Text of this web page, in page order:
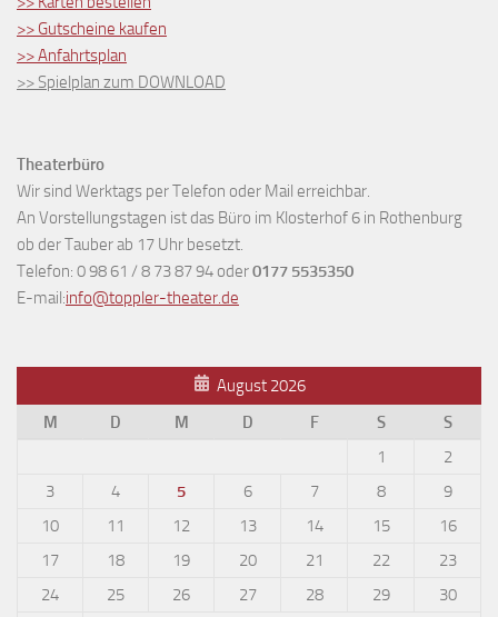
>> Gutscheine kaufen
>> Anfahrtsplan
>> Spielplan zum DOWNLOAD
Theaterbüro
Wir sind Werktags per Telefon oder Mail erreichbar.
An Vorstellungstagen ist das Büro im Klosterhof 6 in Rothenburg
ob der Tauber ab 17 Uhr besetzt.
Telefon: 0 98 61 / 8 73 87 94 oder0177 5535350
E-mail:info@toppler-theater.de
August 2026
M
D M D F S
S
1
2
3
4 5 6 7 8
9
10
11 12 13 14 15
16
17
18 19 20 21 22
23
24
25 26 27 28 29
30